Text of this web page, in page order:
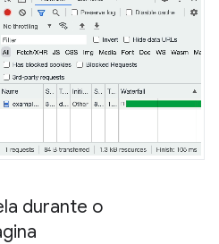
durante o